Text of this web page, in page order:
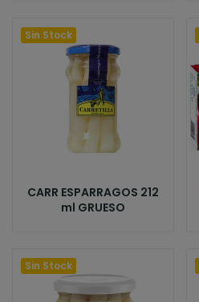
Sin Stock
CARR ESPARRAGOS 212
ml GRUESO
Sin Stock